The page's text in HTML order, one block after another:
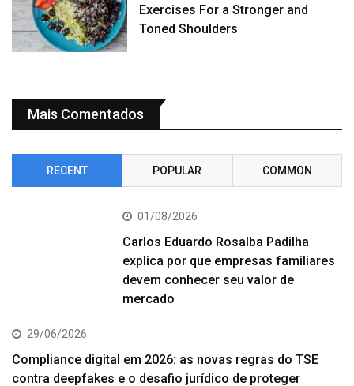
Exercises For a Stronger and
Toned Shoulders
Mais Comentados
RECENT POPULAR COMMON
01/08/2026
Carlos Eduardo Rosalba Padilha
explica por que empresas familiares
devem conhecer seu valor de
mercado
29/06/2026
Compliance digital em 2026: as novas regras do TSE
contra deepfakes e o desafio jurídico de proteger